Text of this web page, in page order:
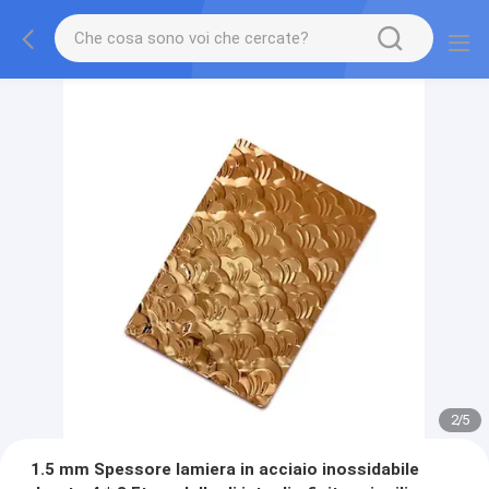
2/5
1.5 mm Spessore lamiera in acciaio inossidabile